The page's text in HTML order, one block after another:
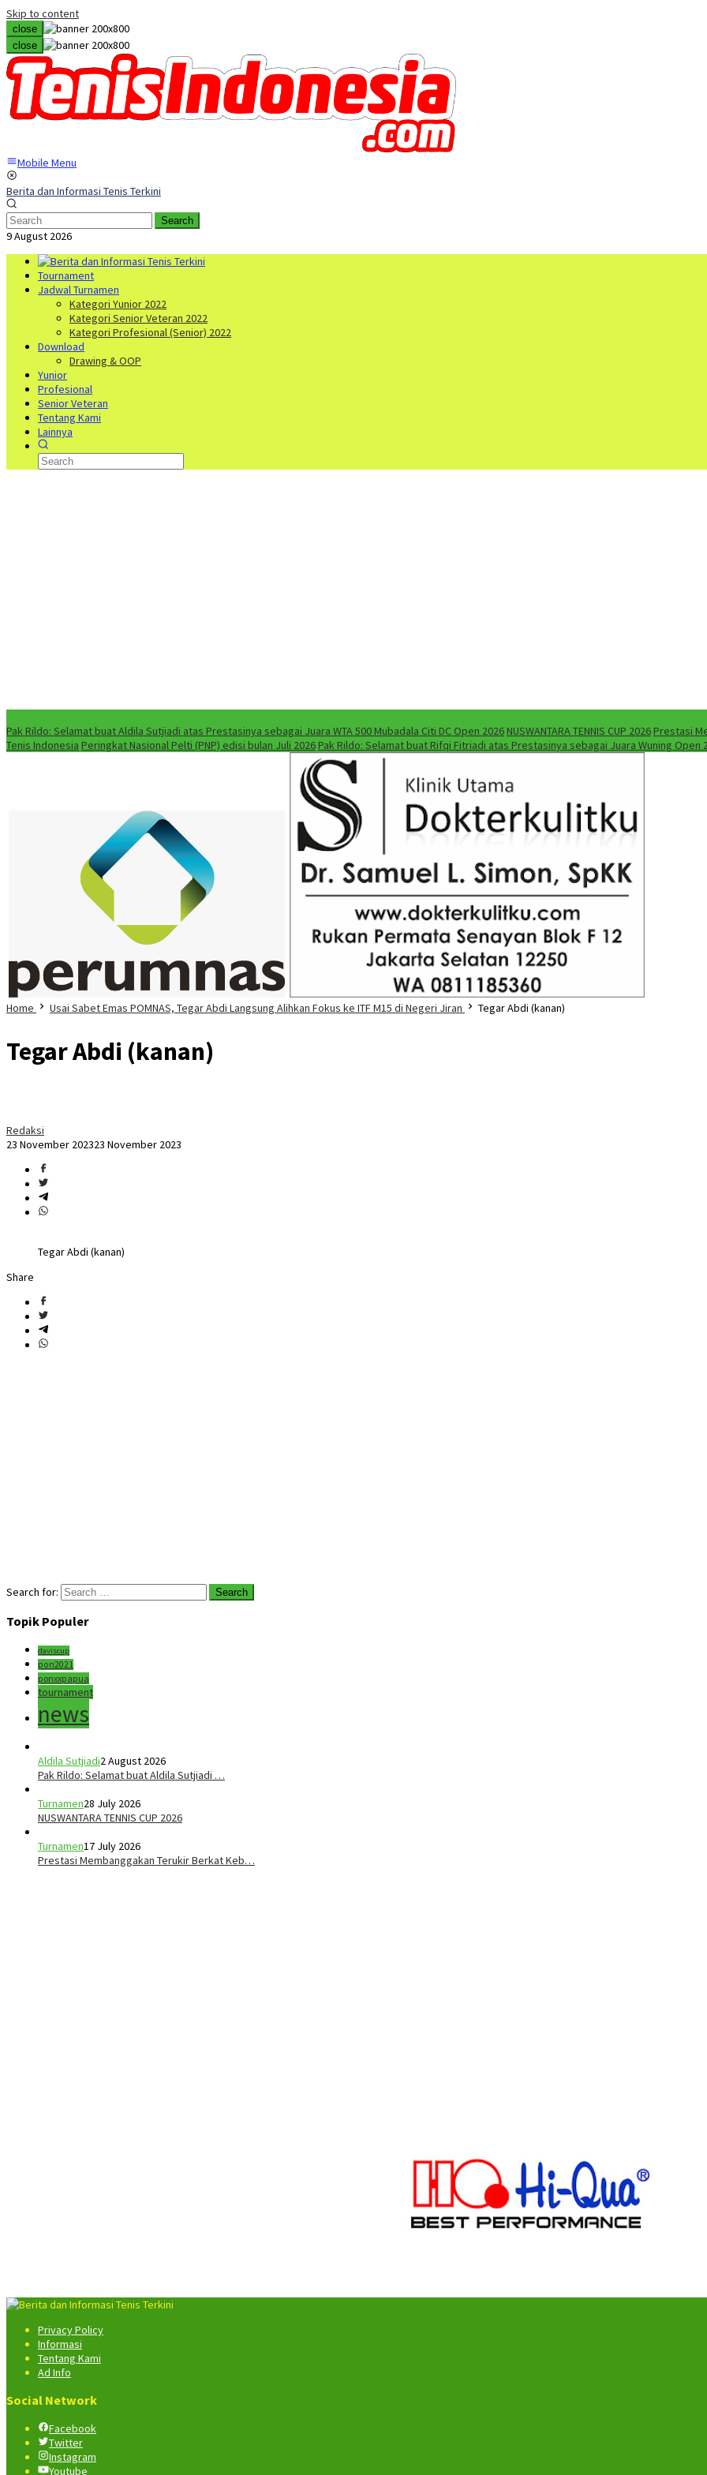
Skip to content
close
close
Mobile Menu
Berita dan Informasi Tenis Terkini
Search
9 August 2026
Tournament
Jadwal Turnamen
Kategori Yunior 2022
Kategori Senior Veteran 2022
Kategori Profesional (Senior) 2022
Download
Drawing & OOP
Yunior
Profesional
Senior Veteran
Tentang Kami
Lainnya
Pak Rildo: Selamat buat Aldila Sutjiadi atas Prestasinya sebagai Juara WTA 500 Mubadala Citi DC Open 2026NUSWANTARA TENNIS CUP 2026Prestasi
Tenis Indonesia Peringkat Nasional Pelti (PNP) edisi bulan Juli 2026Pak Rildo: Selamat buat Rifqi Fitriadi atas Prestasinya sebagai Juara Wuning Open
Home Usai Sabet Emas POMNAS, Tegar Abdi Langsung Alihkan Fokus ke ITF M15 di Negeri Jiran Tegar Abdi (kanan)
Tegar Abdi (kanan)
Redaksi
23 November 202323 November 2023
Tegar Abdi (kanan)
Share
Search for:
Topik Populer
daviscup
pon2021
ponxxpapua
tournament
news
Aldila Sutjiadi2 August 2026
Pak Rildo: Selamat buat Aldila Sutjiadi …
Turnamen28 July 2026
NUSWANTARA TENNIS CUP 2026
Turnamen17 July 2026
Prestasi Membanggakan Terukir Berkat Keb…
Privacy Policy
Informasi
Tentang Kami
Ad Info
Social Network
Facebook
Twitter
Instagram
Youtube